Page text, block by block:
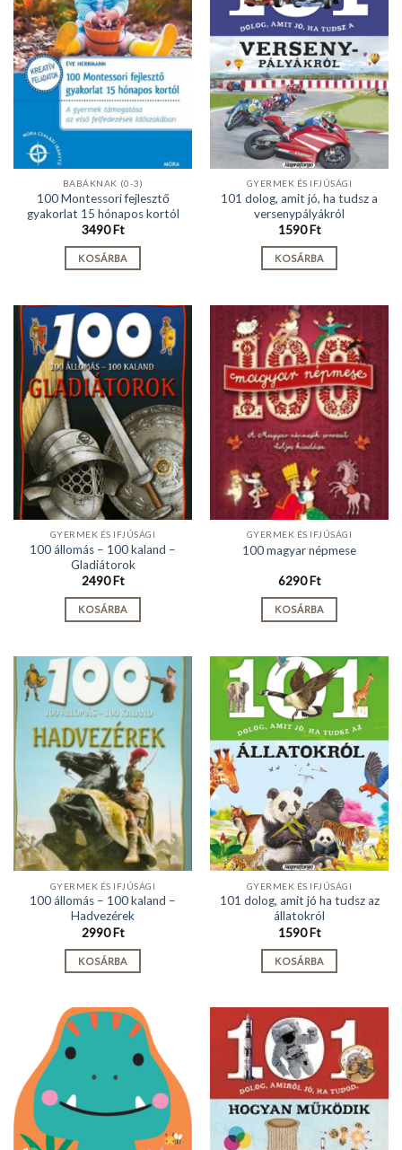
BABÁKNAK (0-3)
100 Montessori fejlesztő
gyakorlat 15 hónapos kortól
3490Ft
KOSÁRBA
GYERMEK ÉS IFJÚSÁGI
101 dolog, amit jó, ha tudsz a
versenypályákról
1590Ft
KOSÁRBA
GYERMEK ÉS IFJÚSÁGI
100 állomás – 100 kaland –
Gladiátorok
2490Ft
KOSÁRBA
GYERMEK ÉS IFJÚSÁGI
100 magyar népmese
6290Ft
KOSÁRBA
GYERMEK ÉS IFJÚSÁGI
100 állomás – 100 kaland –
Hadvezérek
2990Ft
KOSÁRBA
GYERMEK ÉS IFJÚSÁGI
101 dolog, amit jó ha tudsz az
állatokról
1590Ft
KOSÁRBA